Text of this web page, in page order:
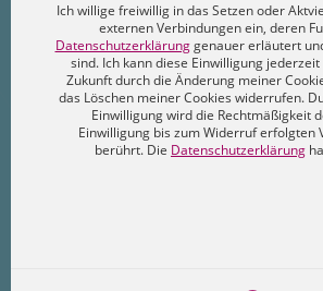
Ich willige freiwillig in das Setzen oder
externen Verbindungen ein, deren
Datenschutzerklärunggenauer erläutert
sind. Ich kann diese Einwilligung
Zukunft durch die Änderung meiner
das Löschen meiner Cookies widerrufen.
Einwilligung wird die Rechtmäßigkeit
Einwilligung bis zum Widerruf erfolgten
berührt. Die Datenschutzerklärung